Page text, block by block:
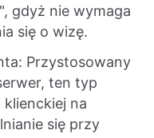
gdyż nie wymaga
się o wizę.
Przystosowany
ten typ
na
się przy